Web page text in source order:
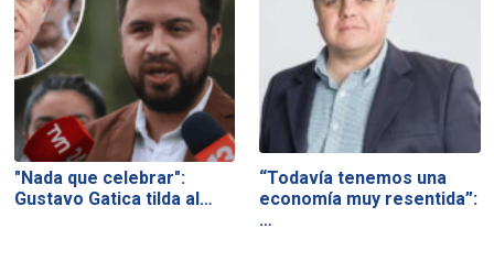
"Nada que celebrar":
Gustavo Gatica tilda al…
“Todavía tenemos una
economía muy resentida”:
…